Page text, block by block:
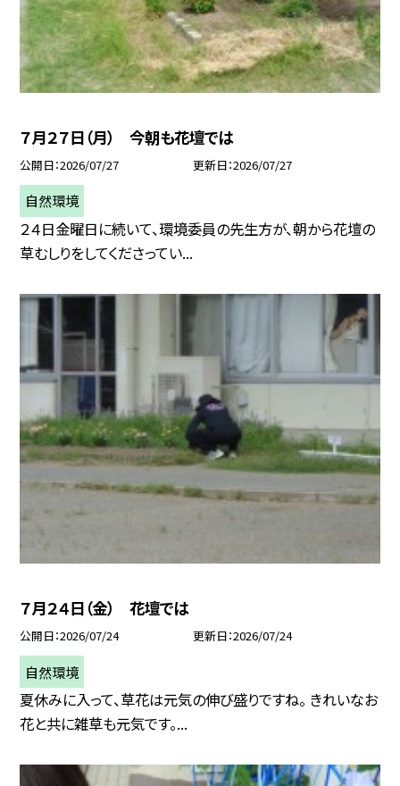
７月２７日（月） 今朝も花壇では
公開日 2026/07/27 更新日 2026/07/27
自然環境
２４日金曜日に続いて、環境委員の先生方が、朝から花壇の
草むしりをしてくださってい...
７月２４日（金） 花壇では
公開日 2026/07/24 更新日 2026/07/24
自然環境
夏休みに入って、草花は元気の伸び盛りですね。 きれいなお
花と共に雑草も元気です。...